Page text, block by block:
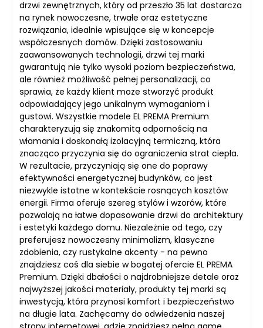
drzwi zewnętrznych, który od przeszło 35 lat dostarcza
na rynek nowoczesne, trwałe oraz estetyczne
rozwiązania, idealnie wpisujące się w koncepcje
współczesnych domów. Dzięki zastosowaniu
zaawansowanych technologii, drzwi tej marki
gwarantują nie tylko wysoki poziom bezpieczeństwa,
ale również możliwość pełnej personalizacji, co
sprawia, że każdy klient może stworzyć produkt
odpowiadający jego unikalnym wymaganiom i
gustowi. Wszystkie modele EL PREMA Premium
charakteryzują się znakomitą odpornością na
włamania i doskonałą izolacyjną termiczną, która
znacząco przyczynia się do ograniczenia strat ciepła.
W rezultacie, przyczyniają się one do poprawy
efektywności energetycznej budynków, co jest
niezwykle istotne w kontekście rosnących kosztów
energii. Firma oferuje szereg stylów i wzorów, które
pozwalają na łatwe dopasowanie drzwi do architektury
i estetyki każdego domu. Niezależnie od tego, czy
preferujesz nowoczesny minimalizm, klasyczne
zdobienia, czy rustykalne akcenty - na pewno
znajdziesz coś dla siebie w bogatej ofercie EL PREMA
Premium. Dzięki dbałości o najdrobniejsze detale oraz
najwyższej jakości materiały, produkty tej marki są
inwestycją, która przynosi komfort i bezpieczeństwo
na długie lata. Zachęcamy do odwiedzenia naszej